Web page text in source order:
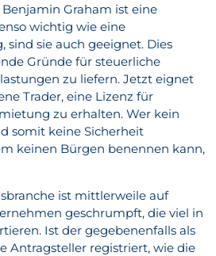
Graham ist eine
wichtig wie eine
sind sie auch geeignet. Dies
Gründe für steuerliche
zu liefern. Jetzt eignet
Trader, eine Lizenz für
zu erhalten. Wer kein
somit keine Sicherheit
keinen Bürgen benennen kann,
ist mittlerweile auf
geschrumpft, die viel in
Ist der gegebenenfalls als
Antragsteller registriert, wie die